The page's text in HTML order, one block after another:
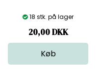
18 stk. på lager
20,00DKK